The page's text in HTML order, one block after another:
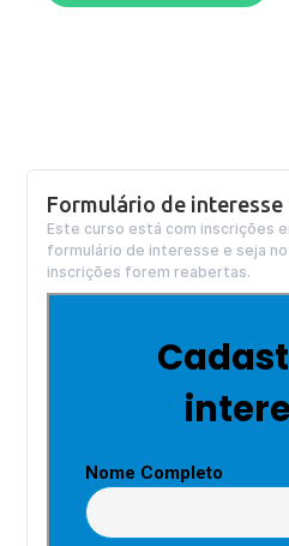
Formulário de interesse
Este curso está com inscrições
formulário de interesse e seja
inscrições forem reabertas.